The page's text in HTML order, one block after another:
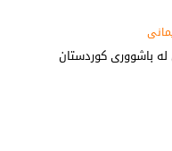
باشووری کوردستان